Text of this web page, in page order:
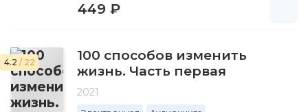
449 ₽
4.2 / 22
100 способов изменить
жизнь. Часть первая
2021